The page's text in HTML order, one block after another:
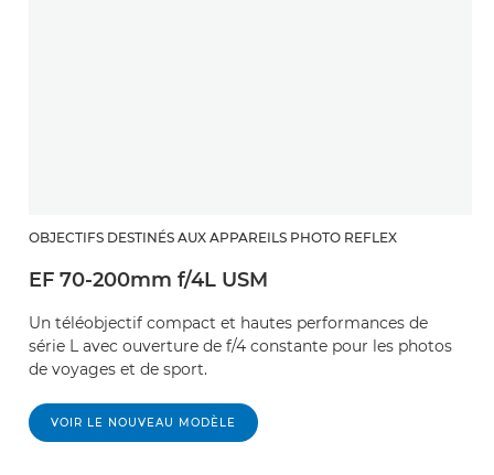
OBJECTIFS DESTINÉS AUX APPAREILS PHOTO REFLEX
EF 70-200mm f/4L USM
Un téléobjectif compact et hautes performances de
série L avec ouverture de f/4 constante pour les photos
de voyages et de sport.
VOIR LE NOUVEAU MODÈLE